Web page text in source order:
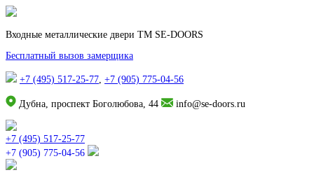
Входные металлические двери TM SE-DOORS
Бесплатный вызов замерщика
+7 (495) 517-25-77, +7 (905) 775-04-56
Дубна, проспект Боголюбова, 44 info@se-doors.ru
+7 (495) 517-25-77
+7 (905) 775-04-56